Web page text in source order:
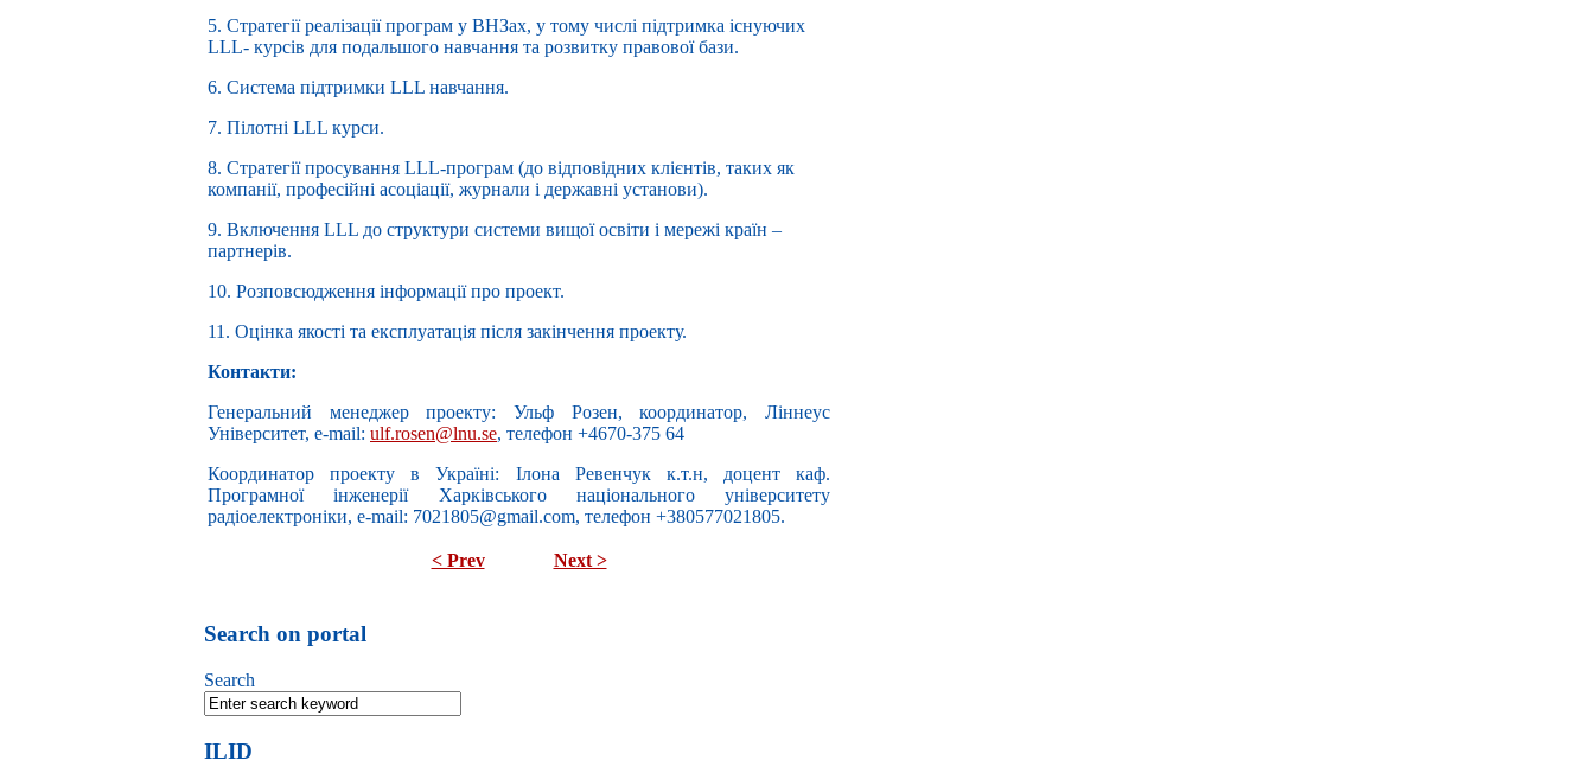
5. Стратегії реалізації програм у ВНЗах, у тому числі підтримка існуючих
LLL- курсів для подальшого навчання та розвитку правової бази.
6. Система підтримки LLL навчання.
7. Пілотні LLL курси.
8. Стратегії просування LLL-програм (до відповідних клієнтів, таких як
компанії, професійні асоціації, журнали і державні установи).
9. Включення LLL до структури системи вищої освіти і мережі країн –
партнерів.
10. Розповсюдження інформації про проект.
11. Оцінка якості та експлуатація після закінчення проекту.
Контакти:
Генеральний менеджер проекту: Ульф Розен, координатор, Ліннеус
Університет, e-mail: ulf.rosen@lnu.se, телефон +4670-375 64
Координатор проекту в Україні: Ілона Ревенчук к.т.н, доцент каф.
Програмної інженерії Харківського національного університету
радіоелектроніки, e-mail: 7021805@gmail.com, телефон +380577021805.
< Prev Next >
Search on portal
Search
ILID